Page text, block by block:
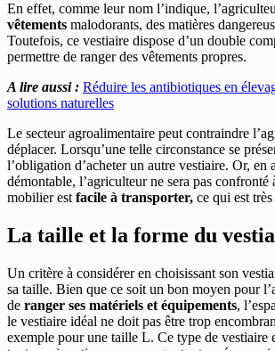
En effet, comme leur nom l’indique,
vêtements malodorants, des matières
Toutefois, ce vestiaire dispose d’un double
permettre de ranger des vêtements propres.
A lire aussi : Réduire les antibiotiques en
solutions naturelles
Le secteur agroalimentaire peut contraindre
déplacer. Lorsqu’une telle circonstance se
l’obligation d’acheter un autre vestiaire. Or, en
démontable, l’agriculteur ne sera pas confronté
mobilier est facile à transporter, ce qui est
La taille et la forme du
Un critère à considérer en choisissant son
sa taille. Bien que ce soit un bon moyen pour
de ranger ses matériels et équipements,
le vestiaire idéal ne doit pas être trop
exemple pour une taille L. Ce type de vestiaire